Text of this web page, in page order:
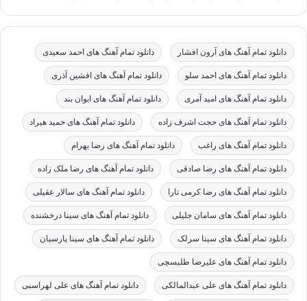
دانلود تمام آهنگ های آرون افشار دانلود تمام آهنگ های احمد سعیدی
دانلود تمام آهنگ های احمد سلو دانلود تمام آهنگ های افشین آذری
دانلود تمام آهنگ های امید آمری دانلود تمام آهنگ های ایوان بند
دانلود تمام آهنگ های حجت اشرف زاده دانلود تمام آهنگ های حمید هیراد
دانلود تمام آهنگ های راغب دانلود تمام آهنگ های رضا بهرام
دانلود تمام آهنگ های رضا صادقی دانلود تمام آهنگ های رضا ملک زاده
دانلود تمام آهنگ های رضا کرمی تارا دانلود تمام آهنگ های سالار عقیلی
دانلود تمام آهنگ های سامان جلیلی دانلود تمام آهنگ های سینا درخشنده
دانلود تمام آهنگ های سینا سرلک دانلود تمام آهنگ های سینا پارسیان
دانلود تمام آهنگ های علیرضا طلیسچی
دانلود تمام آهنگ های علی عبدالمالکی دانلود تمام آهنگ های علی لهراسبی